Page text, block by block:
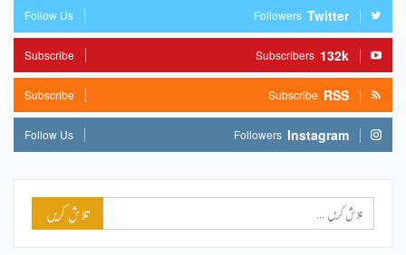
Twitter
Followers
Follow Us
132k
Subscribers
Subscribe
RSS
Subscribe
Subscribe
Instagram
Followers
Follow Us